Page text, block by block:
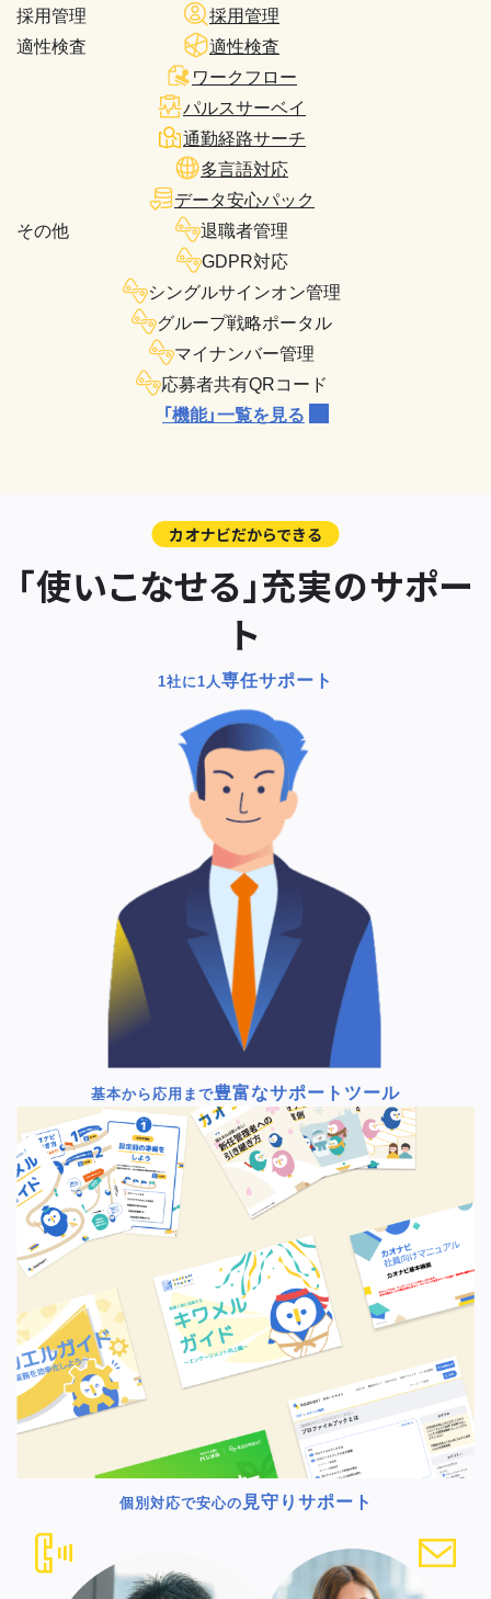
採用管理
採用管理
適性検査
適性検査
その他
ワークフロー
パルスサーベイ
通勤経路サーチ
多言語対応
データ安心パック
退職者管理
GDPR対応
シングルサインオン管理
グループ戦略ポータル
マイナンバー管理
応募者共有QRコード
「機能」一覧を見る
カオナビだからできる
「使いこなせる」充実のサポー
ト
1社に1人専任サポート
基本から応用まで豊富なサポートツール
個別対応で安心の 見守りサポート